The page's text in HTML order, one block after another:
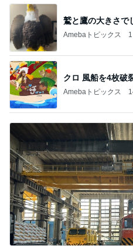
鷲と鷹の大きさで
Amebaトピックス
クロ 風船を4枚破
Amebaトピックス